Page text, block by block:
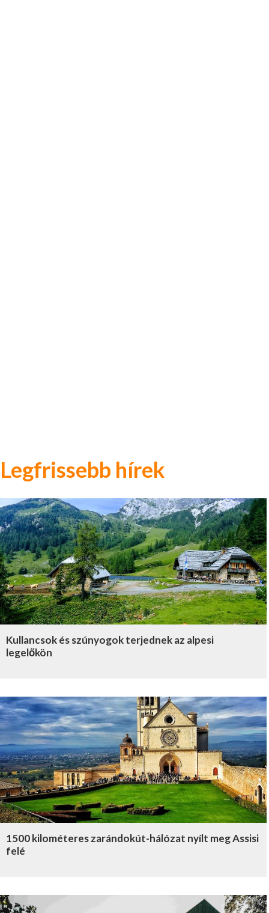
Legfrissebb hírek
Kullancsok és szúnyogok terjednek az alpesi
legelőkön
1500 kilométeres zarándokút-hálózat nyílt meg Assisi
felé